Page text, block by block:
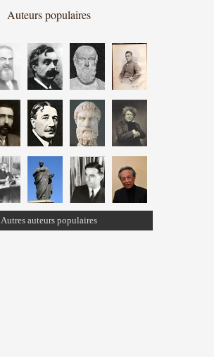
Auteurs populaires
Autres auteurs populaires